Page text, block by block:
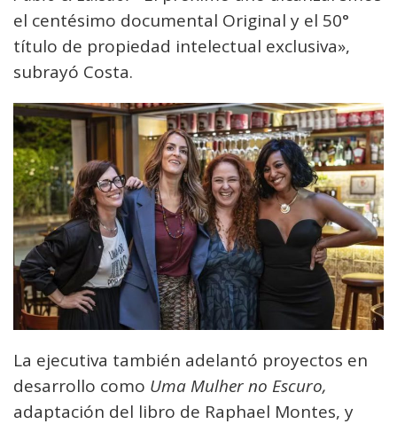
el centésimo documental Original y el 50°
título de propiedad intelectual exclusiva»,
subrayó Costa.
La ejecutiva también adelantó proyectos en
desarrollo como Uma Mulher no Escuro,
adaptación del libro de Raphael Montes, y